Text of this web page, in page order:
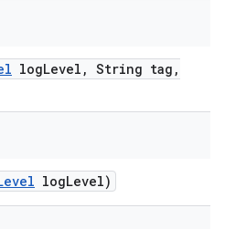
logLevel , String tag ,
logLevel)